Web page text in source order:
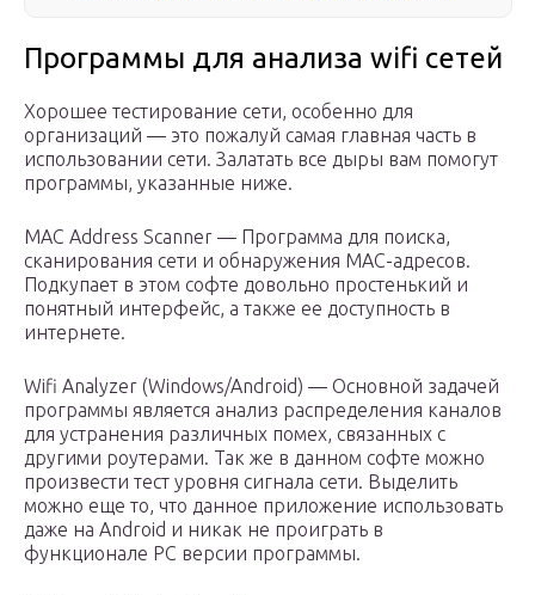
Программы для анализа wifi сетей
Хорошее тестирование сети, особенно для
организаций — это пожалуй самая главная часть в
использовании сети. Залатать все дыры вам помогут
программы, указанные ниже.
MAC Address Scanner — Программа для поиска,
сканирования сети и обнаружения MAC-адресов.
Подкупает в этом софте довольно простенький и
понятный интерфейс, а также ее доступность в
интернете.
Wifi Analyzer (Windows/Android) — Основной задачей
программы является анализ распределения каналов
для устранения различных помех, связанных с
другими роутерами. Так же в данном софте можно
произвести тест уровня сигнала сети. Выделить
можно еще то, что данное приложение использовать
даже на Android и никак не проиграть в
функционале PC версии программы.